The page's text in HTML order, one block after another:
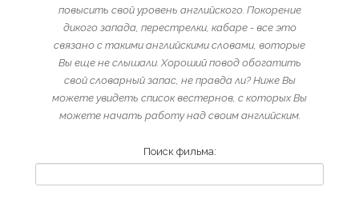
повысить свой уровень английского. Покорение
дикого запада, перестрелки, кабаре - все это
связано с такими английскими словами, воторые
Вы еще не слышали. Хороший повод обогатить
свой словарный запас, не правда ли? Ниже Вы
можете увидеть список вестернов, с которых Вы
можете начать работу над своим английским.
Поиск фильма: